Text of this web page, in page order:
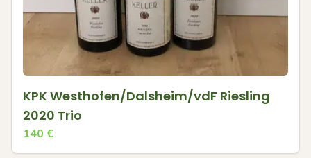
KPK Westhofen/Dalsheim/vdF Riesling
2020 Trio
140 €